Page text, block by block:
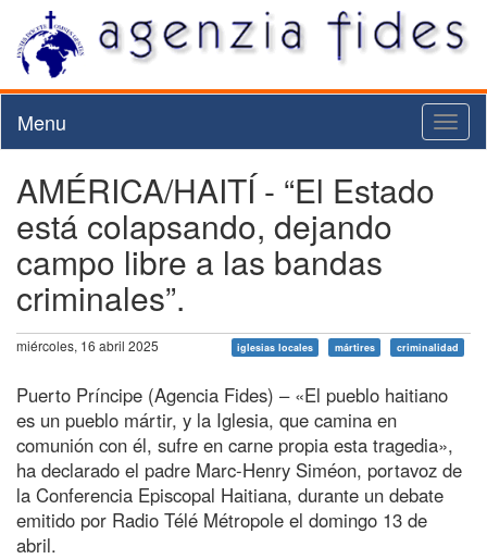
Menu
AMÉRICA/HAITÍ - “El Estado
está colapsando, dejando
campo libre a las bandas
criminales”.
miércoles, 16 abril 2025 iglesias locales mártires criminalidad
Puerto Príncipe (Agencia Fides) – «El pueblo haitiano
es un pueblo mártir, y la Iglesia, que camina en
comunión con él, sufre en carne propia esta tragedia»,
ha declarado el padre Marc-Henry Siméon, portavoz de
la Conferencia Episcopal Haitiana, durante un debate
emitido por Radio Télé Métropole el domingo 13 de
abril.